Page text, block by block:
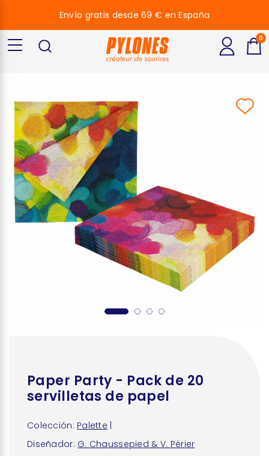
Paper Party - Pack de 20
servilletas de papel
Colección: Palette
Diseñador: G. Chaussepied & V. Périer
Envío gratis desde 69 € en España
0